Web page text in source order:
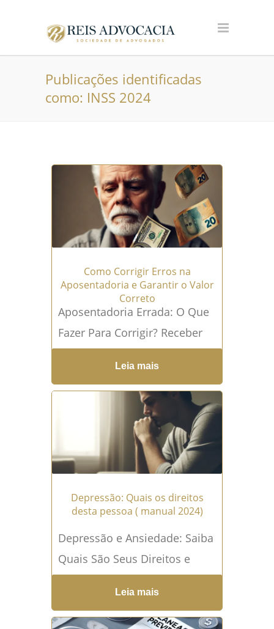
Publicações identificadas
como: INSS 2024
Como Corrigir Erros na
Aposentadoria e Garantir o Valor
Correto
Aposentadoria Errada: O Que
Fazer Para Corrigir? Receber
uma aposentadoria com valor
abaixo do esperado ou
perceber que seu benefício foi
Leia mais →
Leia mais
Depressão: Quais os direitos
desta pessoa ( manual 2024)
Depressão e Ansiedade: Saiba
Quais São Seus Direitos e
Como Garantir Benefícios no
INSS Depressão e ansiedade
são transtornos que afetam
Leia mais